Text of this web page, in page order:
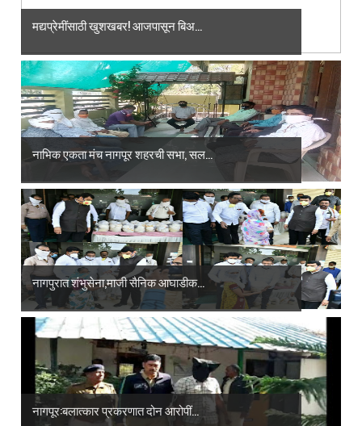
मद्यप्रेमींसाठी खुशखबर! आजपासून बिअ...
नाभिक एकता मंच नागपूर शहरची सभा, सल...
नागपुरात शंभुसेना,माजी सैनिक आघाडीक...
नागपूर:बलात्कार प्रकरणात दोन आरोपीं...